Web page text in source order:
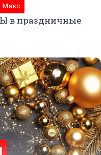
Макс
в праздничные